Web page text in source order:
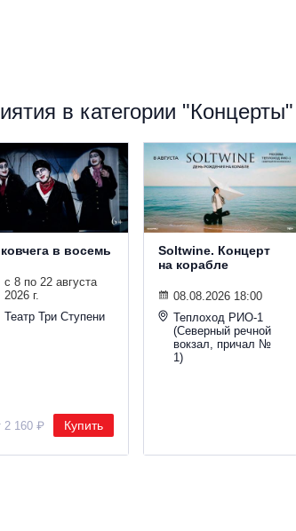
в категории "Концерты"
в восемь
с 8 по 22 августа
2026 г.
Театр Три Ступени
2 160 ₽ Купить
Soltwine. Концерт
на корабле
08.08.2026 18:00
Теплоход РИО-1
(Северный речной
вокзал, причал №
1)